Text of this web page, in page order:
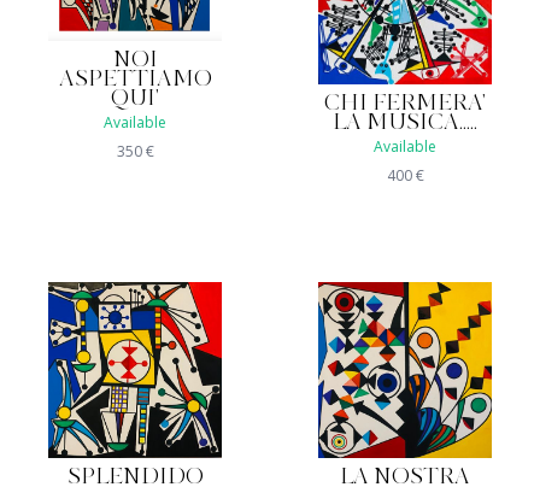
NOI
ASPETTIAMO
QUI'
Available
350€
CHI FERMERA'
LA MUSICA.....
Available
400€
SPLENDIDO
LA NOSTRA